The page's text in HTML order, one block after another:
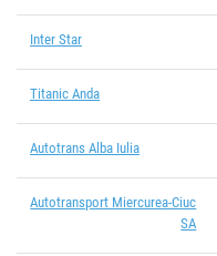
Inter Star
Titanic Anda
Autotrans Alba Iulia
Autotransport Miercurea-Ciuc
SA